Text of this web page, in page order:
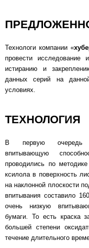
Технологи компании «
провести исследование
истиранию и
данных серий на
условиях.
ТЕХНОЛОГИЯ
В первую очередь
впитывающую
проводились по
ксилола в поверхность
на наклонной плоскости
впитывания составило
очень низкую
бумаги. То есть краска
большей степени
течение длительного